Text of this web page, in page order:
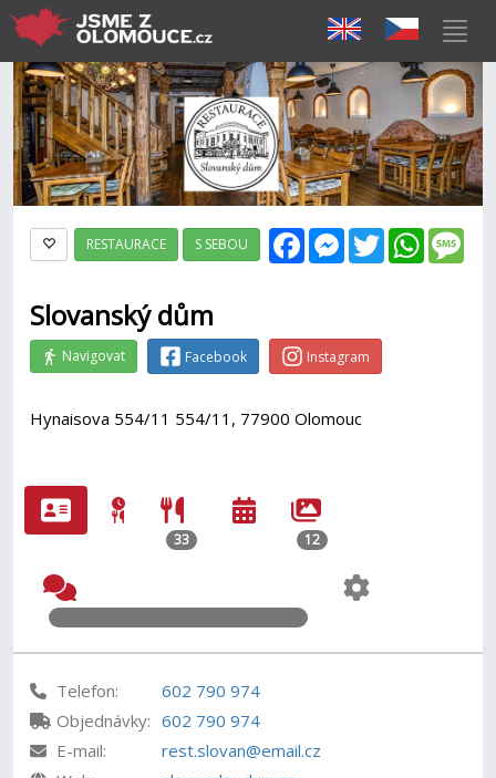
FacebookMessenger
Twitter
RESTAURACE S SEBOU
Slovanský dům
Navigovat Facebook Instagram
Hynaisova 554/11 554/11, 77900 Olomouc
33 12
Telefon:
602 790 974
Objednávky: 602 790 974
E-mail:
rest.slovan@email.cz